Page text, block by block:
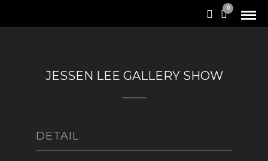
0
JESSEN LEE GALLERY SHOW
DETAIL